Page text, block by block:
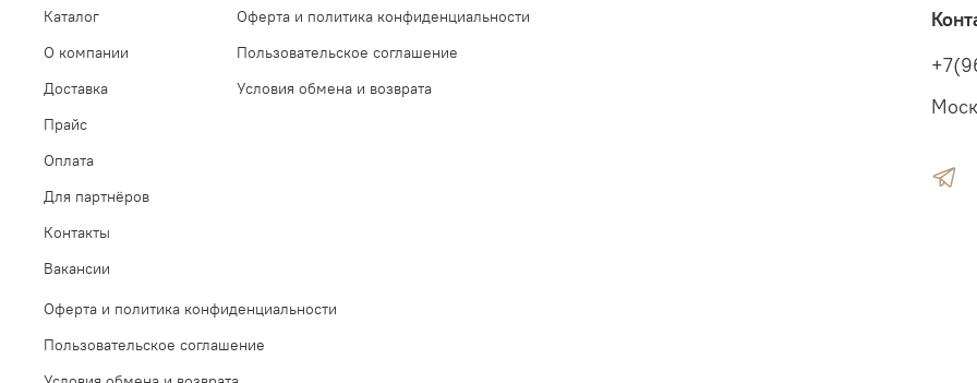
Каталог
О компании
Доставка
Прайс
Оплата
Для партнёров
Контакты
Вакансии
Оферта и политика конфиденциальности
Пользовательское соглашение
Условия обмена и возврата
Оферта и политика конфиденциальности
Пользовательское соглашение